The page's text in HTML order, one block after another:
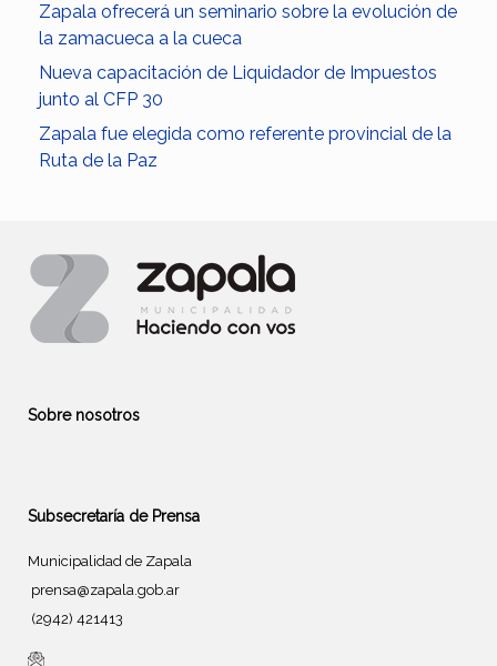
Zapala ofrecerá un seminario sobre la evolución de
la zamacueca a la cueca
Nueva capacitación de Liquidador de Impuestos
junto al CFP 30
Zapala fue elegida como referente provincial de la
Ruta de la Paz
Sobre nosotros
Subsecretaría de Prensa
Municipalidad de Zapala
prensa@zapala.gob.ar
(2942) 421413